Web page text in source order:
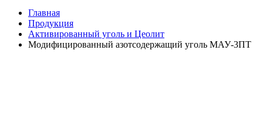
Главная
Продукция
Активированный уголь и Цеолит
Модифицированный азотсодержащий уголь МАУ-3ПТ